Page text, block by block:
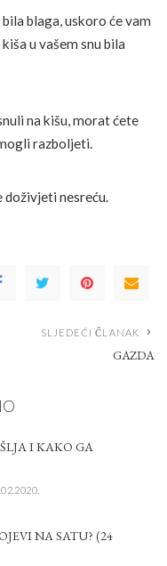
blaga, uskoro će vam
u vašem snu bila
na kišu, morat ćete
razboljeti.
doživjeti nesreću.
SLJEDEĆI ČLANAK
GAZDA
I KAKO GA
NA SATU? (24